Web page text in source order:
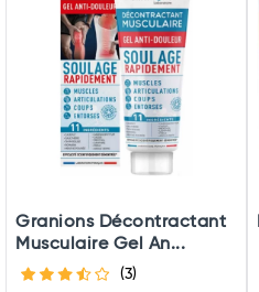
Granions Décontractant
Musculaire Gel An...
(3)